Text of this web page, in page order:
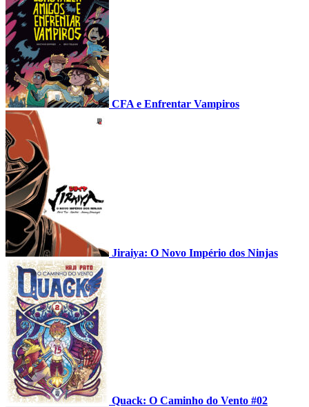
CFA e Enfrentar Vampiros
Jiraiya: O Novo Império dos Ninjas
Quack: O Caminho do Vento #02